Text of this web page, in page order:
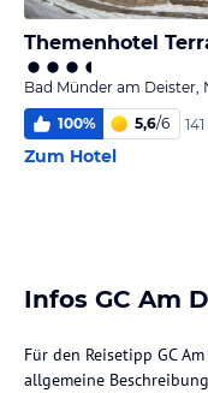
Themenhotel
Bad Münder am Deister,
100% 5,6/6
Zum Hotel
Infos GC Am
Für den Reisetipp GC
allgemeine